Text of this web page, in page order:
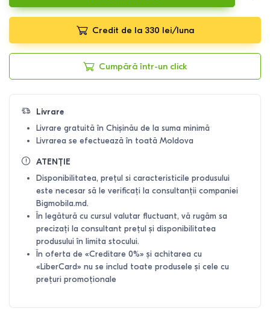
Credit de la 330 lei/luna
Cumpără într-un click
Livrare
Livrare gratuită în Chișinău de la suma minimă
Livrarea se efectuează în toată Moldova
ATENȚIE
Disponibilitatea, prețul si caracteristicile produsului
este necesar să le verificați la consultanții companiei
Bigmobila.md.
În legătură cu cursul valutar fluctuant, vă rugăm sa
precizați la consultant prețul și disponibilitatea
produsului în limita stocului.
În oferta de «Creditare 0%» și achitarea cu
«LiberCard» nu se includ toate produsele și cele cu
prețuri promoționale